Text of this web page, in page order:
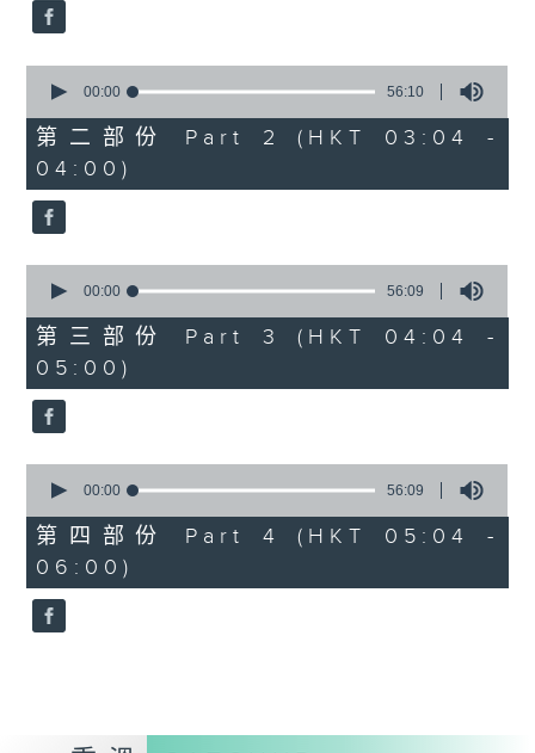
seconds
56
minutes,
10
seconds
00:00 56:10
第二部份 Part 2 (HKT 03:04 -
04:00)
seconds
56
minutes,
9
seconds
00:00 56:09
第三部份 Part 3 (HKT 04:04 -
05:00)
seconds
56
minutes,
9
seconds
00:00 56:09
第四部份 Part 4 (HKT 05:04 -
06:00)